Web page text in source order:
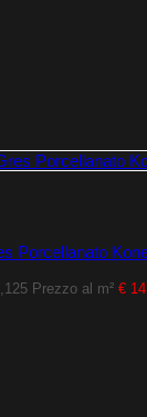
Porcellanato
Prezzo al m² €